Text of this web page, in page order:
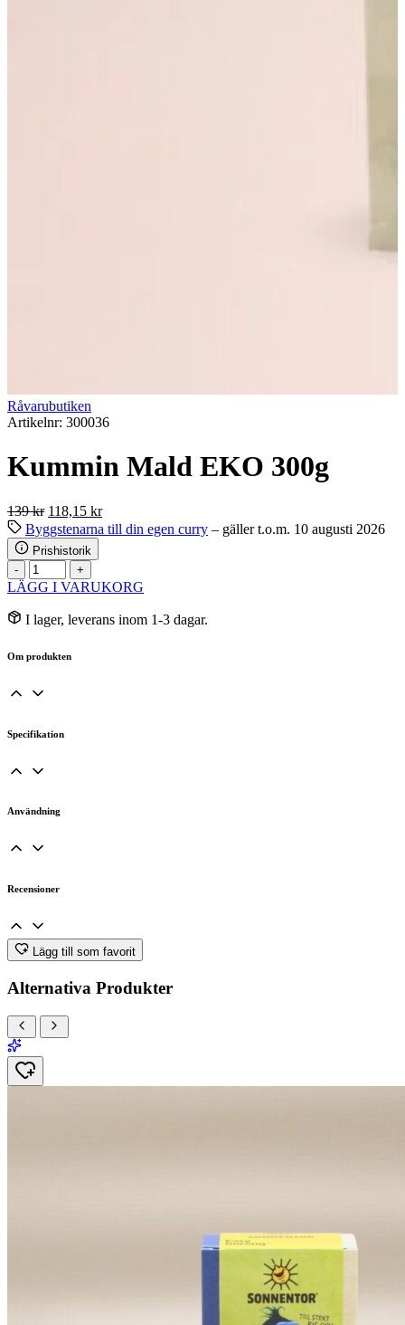
Råvarubutiken
Artikelnr: 300036
Kummin Mald EKO 300g
139kr Det
ursprungliga
priset
var:
139 kr.
118,15 krDet
nuvarande
Byggstenarna till din egen curry – gäller t.o.m. 10 augusti 2026
Prishistorik
-
Kummin
Mald
300g
mängd
+
LÄGG I VARUKORG
I lager, leverans inom 1-3 dagar.
Om produkten
Specifikation
Användning
Recensioner
Lägg till som favorit
Alternativa Produkter